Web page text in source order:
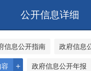
公开信息详细
信息公开指南 政府信息
＋ 政府信息公开年报